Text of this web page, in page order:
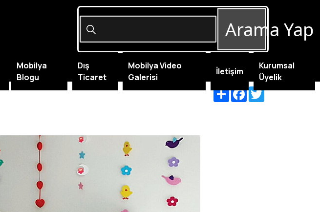
ShareFacebook
Twitter
Arama Yap
Mobilya
Blogu
Dış
Ticaret
Mobilya Video
Galerisi
İletişim
Kurumsal
Üyelik